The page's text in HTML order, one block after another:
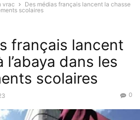
vrac
Des médias français lancent la chasse
scolaires
français lancent
l’abaya dans les
scolaires
0